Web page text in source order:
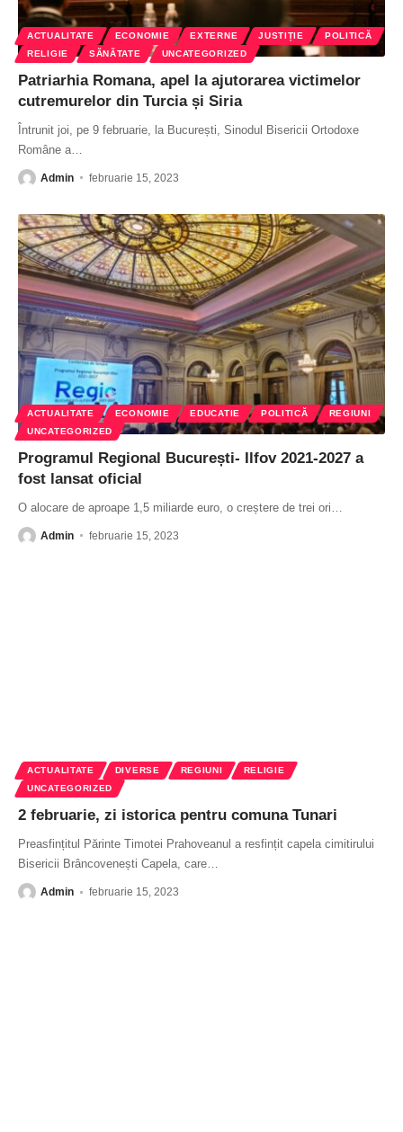
ACTUALITATE ECONOMIE EXTERNE JUSTIȚIE
POLITICĂ
RELIGIE
SĂNĂTATE UNCATEGORIZED
Patriarhia Romana, apel la ajutorarea victimelor
cutremurelor din Turcia și Siria
Întrunit joi, pe 9 februarie, la București, Sinodul Bisericii Ortodoxe
Române a
Admin februarie 15, 2023
ACTUALITATE ECONOMIE EDUCATIE POLITICĂ
REGIUNI
UNCATEGORIZED
Programul Regional București- Ilfov 2021-2027 a
fost lansat oficial
O alocare de aproape 1,5 miliarde euro, o creștere de trei ori
Admin februarie 15, 2023
ACTUALITATE DIVERSE REGIUNI
RELIGIE
UNCATEGORIZED
2 februarie, zi istorica pentru comuna Tunari
Preasfințitul Părinte Timotei Prahoveanul a resfințit capela cimitirului
Bisericii Brâncovenești Capela, care…
Admin februarie 15, 2023